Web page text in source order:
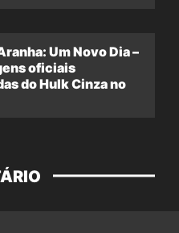
Um Novo Dia –
oficiais
do Hulk Cinza no